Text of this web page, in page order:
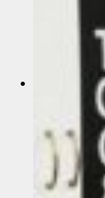
Đồng
In Áo
May
Áo
Áo
Sỉ áo
Sỉ áo
Sỉ áo
Áo thun
Sỉ Áo